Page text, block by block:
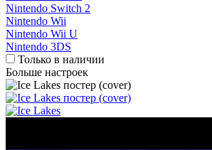
Nintendo Switch 2
Nintendo Wii
Nintendo Wii U
Nintendo 3DS
Только в наличии
Больше настроек